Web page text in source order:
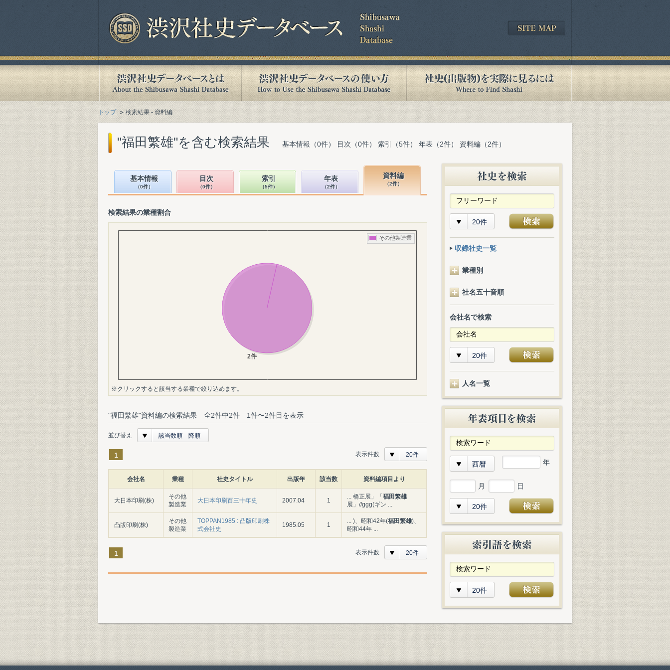
トップ 検索結果 - 資料編
"福田繁雄"を含む検索結果 基本情報（0件） 目次（0件） 索引（5件） 年表（2件） 資料編（2件）
基本情報
（0件）
目次
（0件）
索引
（5件）
年表
（2件）
資料編
（2件）
検索結果の業種割合
※クリックすると該当する業種で絞り込めます。
"福田繁雄"資料編の検索結果 全2件中2件 1件〜2件目を表示
並び替え 該当数順 降順
1 表示件数 20件
会社名 業種 社史タイトル 出版年 該当数 資料編項目より
大日本印刷(株)
その他
製造業
大日本印刷百三十年史 2007.04 1
... 橋正展」「 福田繁雄
展」//ggg(ギン ...
凸版印刷(株)
その他
製造業
TOPPAN1985 : 凸版印刷株
式会社史
1985.05 1
... )、昭和42年(福田繁雄)、
昭和44年 ...
1 表示件数 20件
20件
収録社史一覧
業種別
社名五十音順
会社名で検索
20件
人名一覧
西暦 年
月 日
20件
20件